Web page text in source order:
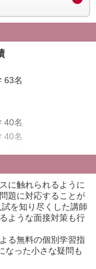
63名
40名
40名
47名
28名
医科大学 53名
24名
37名
28名
に触れられるように
題に対応することが
を知り尽くした講師
ような面接対策も行
る無料の個別学習指
なった小さな疑問も